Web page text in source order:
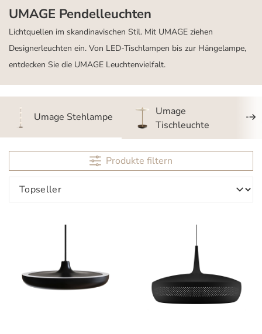
UMAGE Pendelleuchten
Lichtquellen im skandinavischen Stil. Mit UMAGE ziehen
Designerleuchten ein. Von LED-Tischlampen bis zur Hängelampe,
entdecken Sie die UMAGE Leuchtenvielfalt.
Umage Stehlampe
Umage
Tischleuchte
Produkte filtern